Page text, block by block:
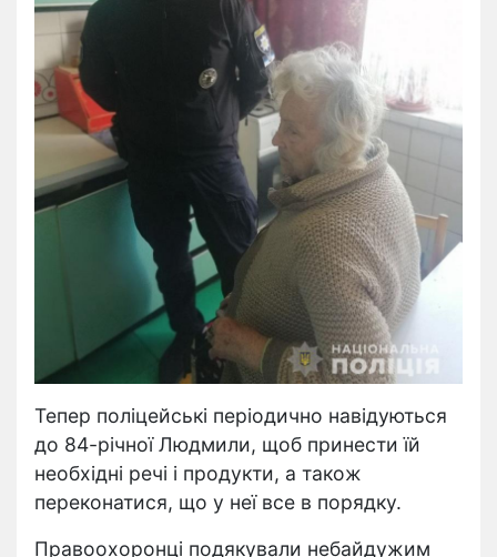
Тепер поліцейські періодично навідуються
до 84-річної Людмили, щоб принести їй
необхідні речі і продукти, а також
переконатися, що у неї все в порядку.
Правоохоронці подякували небайдужим